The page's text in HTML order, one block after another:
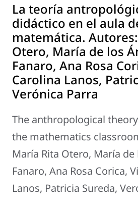
La teoría
didáctico en el aula
matemática.
Otero, María de los
Fanaro, Ana Rosa
Carolina Lanos,
Verónica Parra
The anthropological
the mathematics
María Rita Otero, María de
Fanaro, Ana Rosa Corica,
Lanos, Patricia Sureda,